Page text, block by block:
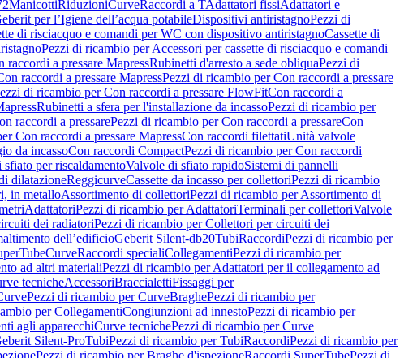
ManicottiRiduzioniCurveRaccordi a TAdattatori fissiAdattatori e
per l’Igiene dell’acqua potabileDispositivi antiristagnoPezzi di
di risciacquo e comandi per WC con dispositivo antiristagnoCassette di
Pezzi di ricambio per Accessori per cassette di risciacquo e comandi
raccordi a pressare MapressRubinetti d'arresto a sede obliquaPezzi di
raccordi a pressare MapressPezzi di ricambio per Con raccordi a pressare
di ricambio per Con raccordi a pressare FlowFitCon raccordi a
Rubinetti a sfera per l'installazione da incassoPezzi di ricambio per
raccordi a pressarePezzi di ricambio per Con raccordi a pressareCon
Con raccordi a pressare MapressCon raccordi filettatiUnità valvole
da incassoCon raccordi CompactPezzi di ricambio per Con raccordi
per riscaldamentoValvole di sfiato rapidoSistemi di pannelli
dilatazioneReggicurveCassette da incasso per collettoriPezzi di ricambio
in metalloAssortimento di collettoriPezzi di ricambio per Assortimento di
AdattatoriPezzi di ricambio per AdattatoriTerminali per collettoriValvole
dei radiatoriPezzi di ricambio per Collettori per circuiti dei
dell’edificioGeberit Silent-db20TubiRaccordiPezzi di ricambio per
CurveRaccordi specialiCollegamentiPezzi di ricambio per
ad altri materialiPezzi di ricambio per Adattatori per il collegamento ad
tecnicheAccessoriBraccialettiFissaggi per
Pezzi di ricambio per CurveBraghePezzi di ricambio per
per CollegamentiCongiunzioni ad innestoPezzi di ricambio per
agli apparecchiCurve tecnichePezzi di ricambio per Curve
Silent-ProTubiPezzi di ricambio per TubiRaccordiPezzi di ricambio per
Pezzi di ricambio per Braghe d'ispezioneRaccordi SuperTubePezzi di